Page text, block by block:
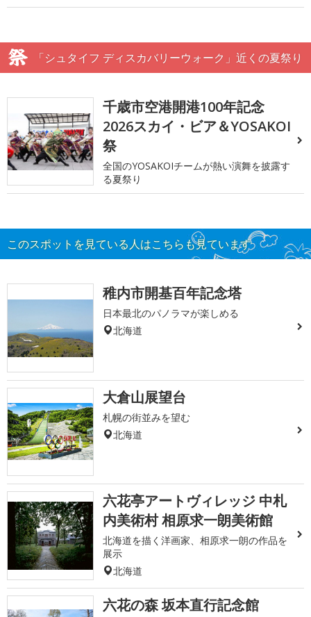
「シュタイフ ディスカバリーウォーク」近くの夏祭り
千歳市空港開港100年記念
2026スカイ・ビア＆YOSAKOI
祭
全国のYOSAKOIチームが熱い演舞を披露す
る夏祭り
このスポットを見ている人はこちらも見ています
稚内市開基百年記念塔
日本最北のパノラマが楽しめる
北海道
大倉山展望台
札幌の街並みを望む
北海道
六花亭アートヴィレッジ 中札
内美術村 相原求一朗美術館
北海道を描く洋画家、相原求一朗の作品を
展示
北海道
六花の森 坂本直行記念館